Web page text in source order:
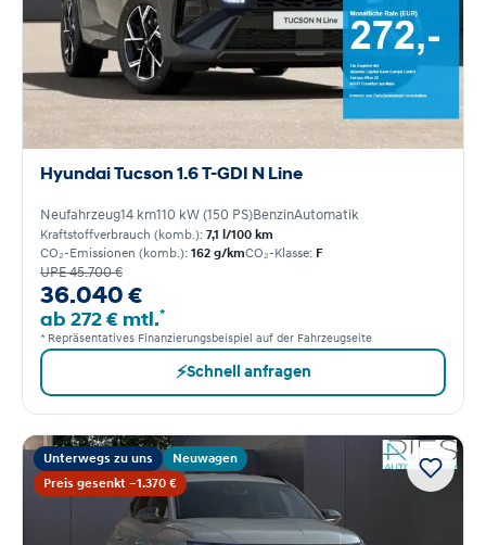
Hyundai Tucson 1.6 T-GDI N Line
Neufahrzeug14 km110 kW (150 PS)BenzinAutomatik
Kraftstoffverbrauch (komb.): 7,1 l/100 km
CO₂-Emissionen (komb.): 162 g/kmCO₂-Klasse: F
UPE 45.700 €
36.040 €
ab 272 € mtl.*
* Repräsentatives Finanzierungsbeispiel auf der Fahrzeugseite
⚡Schnell anfragen
Unterwegs zu uns
Neuwagen
Preis gesenkt −1.370 €